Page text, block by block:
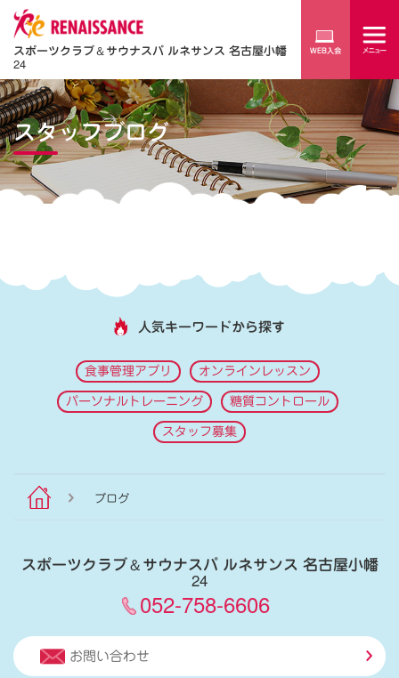
スポーツクラブ＆サウナスパ ルネサンス 名古屋小幡
24
スタッフブログ
人気キーワードから探す
食事管理アプリ オンラインレッスン
パーソナルトレーニング 糖質コントロール
スタッフ募集
ブログ
スポーツクラブ＆サウナスパ ルネサンス 名古屋小幡
24
052-758-6606
お問い合わせ